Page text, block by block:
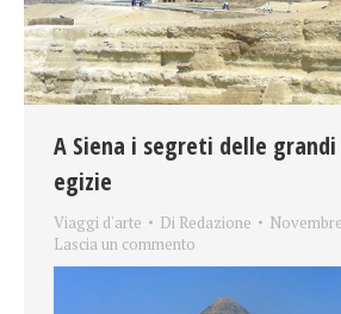
A Siena i segreti delle
egizie
Viaggi d'arte Di Redazione
Lascia un commento